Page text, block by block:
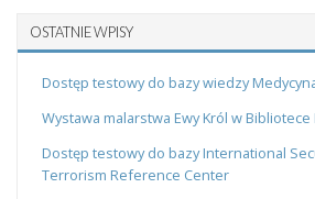
OSTATNIE WPISY
Dostęp testowy do bazy wiedzy
Wystawa malarstwa Ewy Król w Bibliotece
Dostęp testowy do bazy International
Terrorism Reference Center